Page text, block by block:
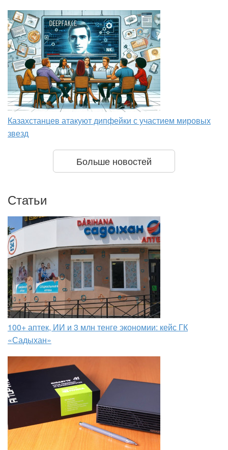
Казахстанцев атакуют дипфейки с участием мировых
звезд
Больше новостей
Статьи
100+ аптек, ИИ и 3 млн тенге экономии: кейс ГК
«Садыхан»